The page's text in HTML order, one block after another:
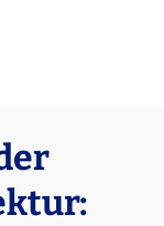
Kunsthaus